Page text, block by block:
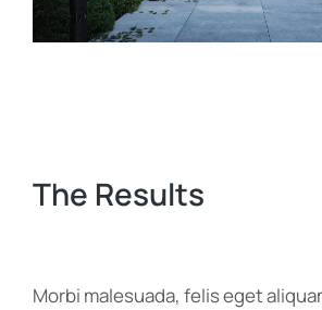
The Results
Morbi malesuada, felis eget